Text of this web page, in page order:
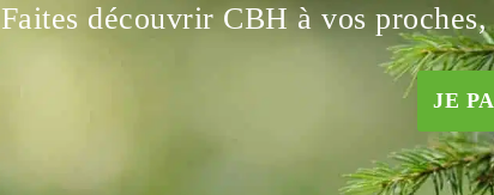
Faites découvrir CBH à vos
JE